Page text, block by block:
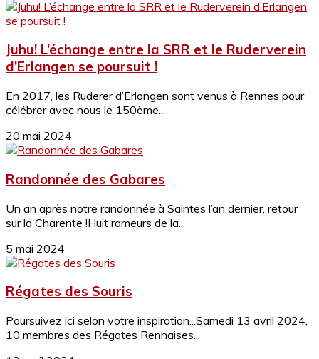
Juhu! L’échange entre la SRR et le Ruderverein
d’Erlangen se poursuit !
En 2017, les Ruderer d’Erlangen sont venus à Rennes pour
célébrer avec nous le 150ème...
20 mai 2024
Randonnée des Gabares
Un an après notre randonnée à Saintes l’an dernier, retour
sur la Charente !Huit rameurs de la...
5 mai 2024
Régates des Souris
Poursuivez ici selon votre inspiration...Samedi 13 avril 2024,
10 membres des Régates Rennaises...